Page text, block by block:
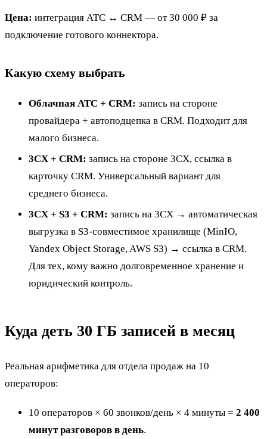
Цена: интеграция АТС ↔ CRM — от 30 000 ₽ за
подключение готового коннектора.
Какую схему выбрать
Облачная АТС + CRM: запись на стороне
провайдера + автоподцепка в CRM. Подходит для
малого бизнеса.
3CX + CRM: запись на стороне 3CX, ссылка в
карточку CRM. Универсальный вариант для
среднего бизнеса.
3CX + S3 + CRM: запись на 3CX → автоматическая
выгрузка в S3-совместимое хранилище (MinIO,
Yandex Object Storage, AWS S3) → ссылка в CRM.
Для тех, кому важно долговременное хранение и
юридический контроль.
Куда деть 30 ГБ записей в месяц
Реальная арифметика для отдела продаж на 10
операторов:
10 операторов × 60 звонков/день × 4 минуты = 2 400
минут разговоров в день.